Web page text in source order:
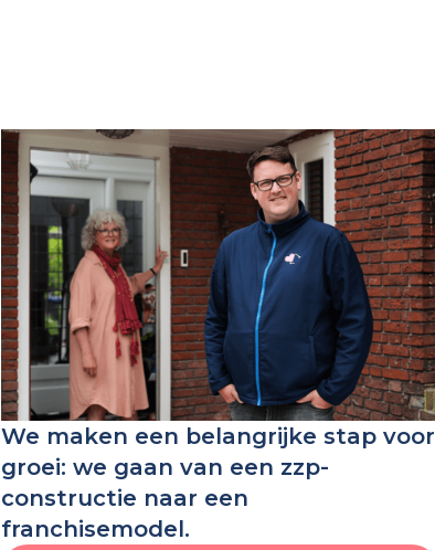
We maken een belangrijke stap voor
groei: we gaan van een zzp-
constructie naar een
franchisemodel.